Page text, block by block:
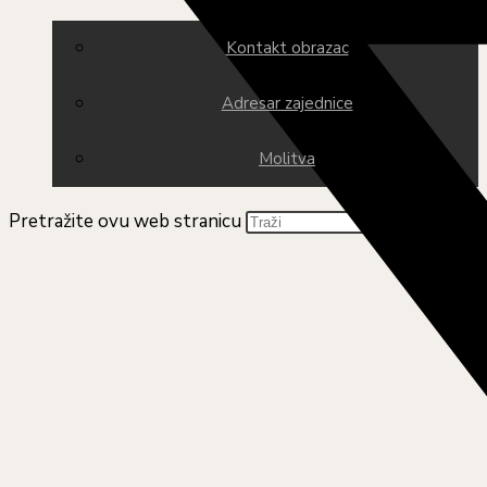
Kontakt obrazac
Adresar zajednice
Molitva
Pretražite ovu web stranicu